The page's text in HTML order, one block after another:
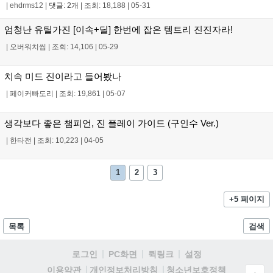
| ehdrms12 | 댓글: 2개 | 조회: 18,188 | 05-31
엄청난 유틸가진 [이속+딜] 한번에 잡은 템트리 진진자라!
| 오버워치씹 | 조회: 14,106 | 05-29
치속 미드 진이라고 들어봤나
| 페이커빠도리 | 조회: 19,861 | 05-07
생각보다 좋은 챔피언, 진 플레이 가이드 (구인수 Ver.)
| 한타전 | 조회: 10,223 | 04-05
1 2 3
+5 페이지
목록 검색
로그인 PC화면 퀵링크
설정
이용약관
개인정보처리방침 청소년보호정책